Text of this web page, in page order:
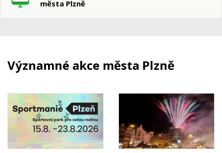
města Plzně
Významné akce města Plzně